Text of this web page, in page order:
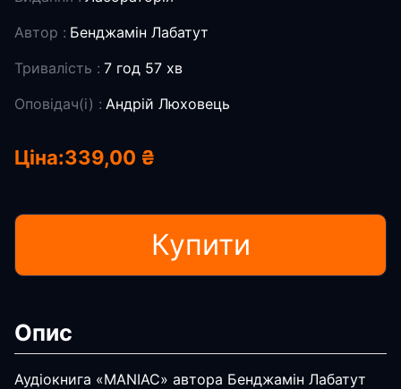
Автор : Бенджамін Лабатут
Тривалість : 7 год 57 хв
Оповідач(і) : Андрій Люховець
Ціна:339,00 ₴
Купити
Опис
Аудіокнига «MANIAC» автора Бенджамін Лабатут